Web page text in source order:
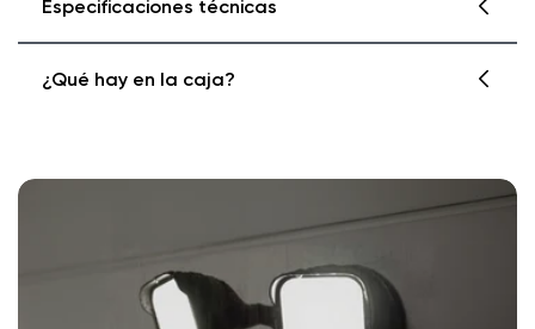
Especificaciones técnicas
Operating Temperature: -22°F to 122°F
Power Cord Rating: SJTW (Hard service,
thermoplastic cable, S: service, J: junior, T:
thermoplastic, W: weather-approved)
Cable Wire: 18 AWG
Power Cord Length: 20 feet (6m)
¿Qué hay en la caja?
Soporte enchufable para reflector Wyze Cam
1x Soporte enchufable para reflector Wyze
1x Kit de montaje Floodlight Pro (anillo de